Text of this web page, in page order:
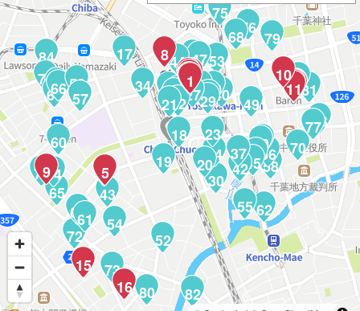
84
83
82
81
80
79
78
77
76
75
74
73
72
71
70
69
68
67
66
65
64
63
62
61
60
59
58
57
56
55
54
53
52
51
50
49
4847
46
45
44
43
42
41
40
39
38
37
36
35
34 333231
30
29
28 27
26
25
24
23
22
21
20
19
18
17
16
15
14
13
12
11
10
9
8
7
6
5
4
3
2
1